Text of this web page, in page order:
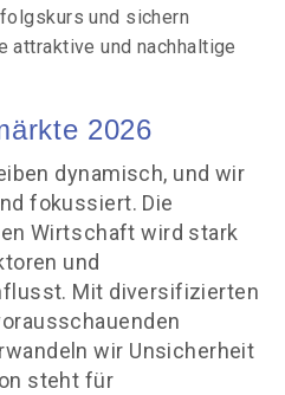
und sichern
attraktive und nachhaltige
2026
dynamisch, und wir
fokussiert. Die
Wirtschaft wird stark
und
Mit diversifizierten
wir Unsicherheit
steht für